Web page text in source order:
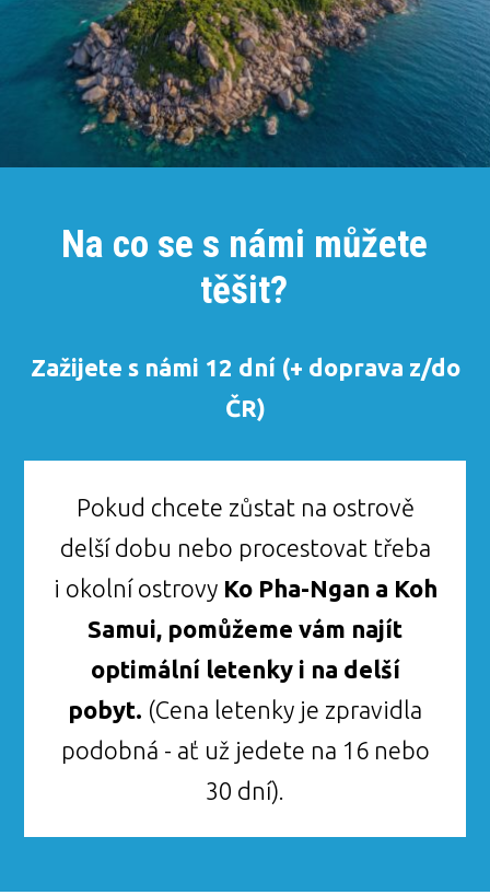
Na co se s námi můžete
těšit?
Zažijete s námi 12 dní (+ doprava z/do
ČR)
Pokud chcete zůstat na ostrově
delší dobu nebo procestovat třeba
i okolní ostrovy Ko Pha-Ngan a Koh
Samui, pomůžeme vám najít
optimální letenky i na delší
pobyt. (Cena letenky je zpravidla
podobná - ať už jedete na 16 nebo
30 dní).